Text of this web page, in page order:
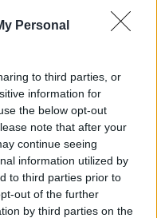
Personal
to third parties, or
information for
the below opt-out
note that after your
continue seeing
information utilized by
to third parties prior to
out of the further
by third parties on the
Polygon elnevezésű
hazai
Lamantin Jazz
egyik alapítója
szombathelyi közönség
nagyasszonyát, aki